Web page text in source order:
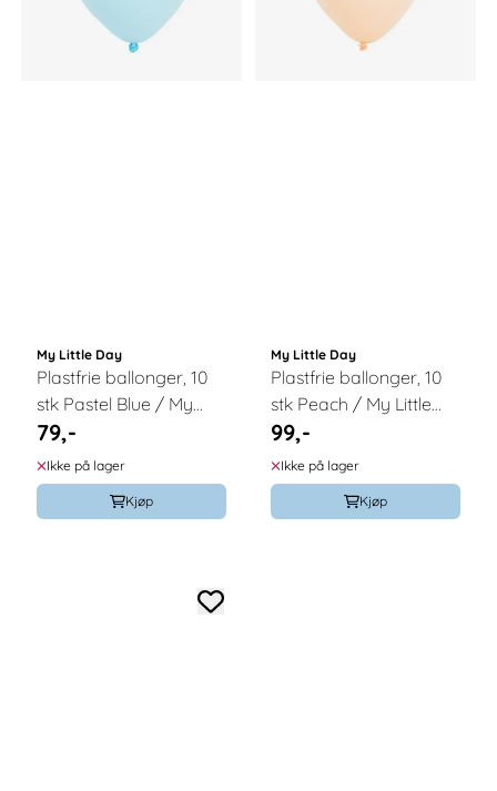
My Little Day
Plastfrie ballonger, 10
stk Pastel Blue / My
Little Day
79,-
Ikke på lager
Kjøp
My Little Day
Plastfrie ballonger, 10
stk Peach / My Little
Day
99,-
Ikke på lager
Kjøp